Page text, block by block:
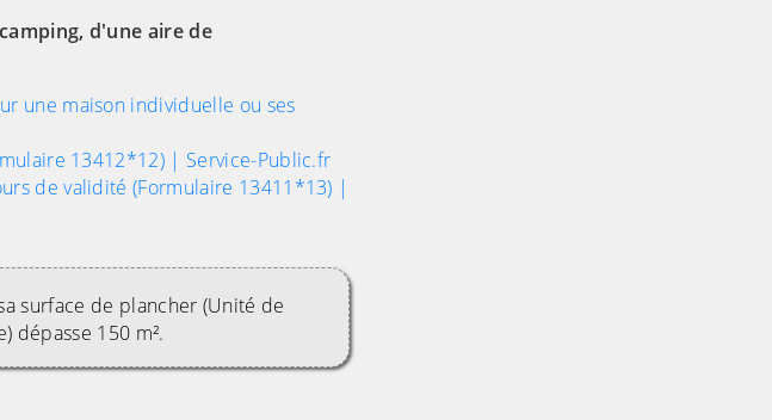
d'une aire de
une maison individuelle ou ses
13412*12) | Service-Public.fr
de validité (Formulaire 13411*13) |
surface de plancher (Unité de
dépasse 150 m².